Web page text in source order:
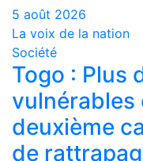
5 août 2026
La voix de la nation
Société
Togo : Plus
vulnérables
deuxième
de